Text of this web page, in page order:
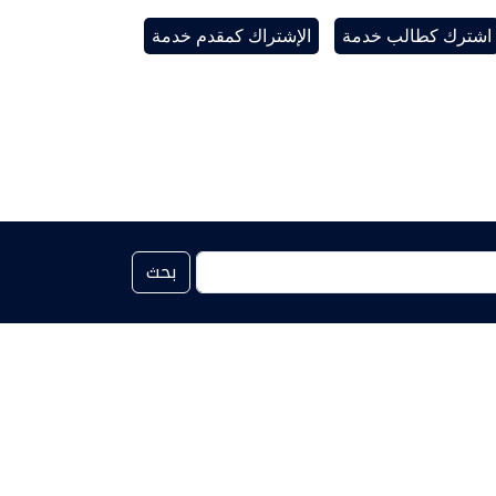
اشترك كطالب خدمة الإشتراك كمقدم خدمة
بحث